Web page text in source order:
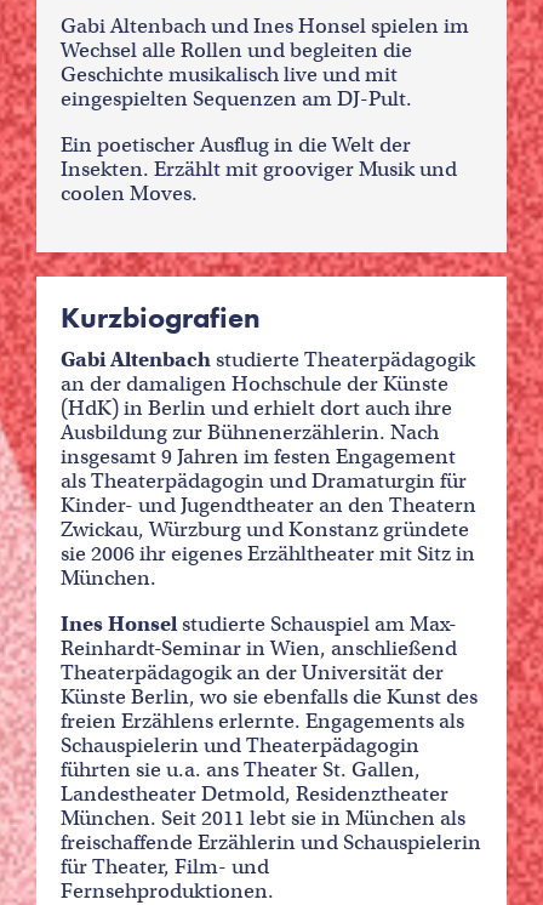
Gabi Altenbach und Ines Honsel spielen im
Wechsel alle Rollen und begleiten die
Geschichte musikalisch live und mit
eingespielten Sequenzen am DJ-Pult.
Ein poetischer Ausflug in die Welt der
Insekten. Erzählt mit grooviger Musik und
coolen Moves.
Kurzbiografien
Gabi Altenbachstudierte Theaterpädagogik
an der damaligen Hochschule der Künste
(HdK) in Berlin und erhielt dort auch ihre
Ausbildung zur Bühnenerzählerin. Nach
insgesamt 9 Jahren im festen Engagement
als Theaterpädagogin und Dramaturgin für
Kinder- und Jugendtheater an den Theatern
Zwickau, Würzburg und Konstanz gründete
sie 2006 ihr eigenes Erzähltheater mit Sitz in
München.
Ines Honselstudierte Schauspiel am Max-
Reinhardt-Seminar in Wien, anschließend
Theaterpädagogik an der Universität der
Künste Berlin, wo sie ebenfalls die Kunst des
freien Erzählens erlernte. Engagements als
Schauspielerin und Theaterpädagogin
führten sie u.a. ans Theater St. Gallen,
Landestheater Detmold, Residenztheater
München. Seit 2011 lebt sie in München als
freischaffende Erzählerin und Schauspielerin
für Theater, Film- und
Fernsehproduktionen.